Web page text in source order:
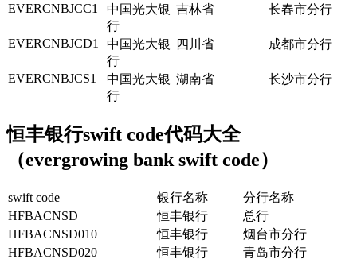
EVERCNBJCC1
中国光大银
行
吉林省 长春市分行
EVERCNBJCD1
中国光大银
行
四川省 成都市分行
EVERCNBJCS1
中国光大银
行
湖南省 长沙市分行
恒丰银行swift code代码大全
（evergrowing bank swift code）
swift code 银行名称
分行名称
HFBACNSD
恒丰银行
总行
HFBACNSD010
恒丰银行
烟台市分行
HFBACNSD020
恒丰银行
青岛市分行